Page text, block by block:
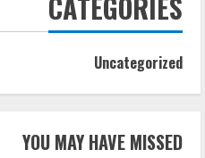
Uncategorized
YOU MAY HAVE MISSED